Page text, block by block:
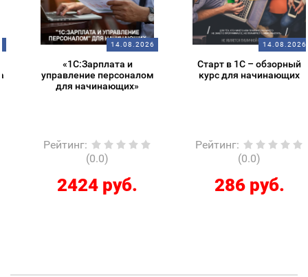
14.08.2026
«1С:Зарплата и
управление персоналом
для начинающих»
Рейтинг:
(0.0)
2424 руб.
14.08.2026
Старт в 1С – обзорный
курс для начинающих
Рейтинг:
(0.0)
286 руб.